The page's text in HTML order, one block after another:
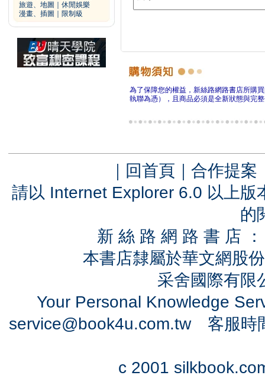
旅遊、地圖
休閒娛樂
漫畫、插圖
限制級
為了保障您的權益，新絲路網路書店所購
執聯為憑），且商品必須是全新狀態與完
｜ 回首頁 ｜ 合作提案
請以 Internet Explorer 6.0 以上
的
新 絲 路 網 路 書 店
本書店隸屬於華文網股
采舍國際有
Your Personal Knowledge
service@book4u.com.tw客服時
c 2001